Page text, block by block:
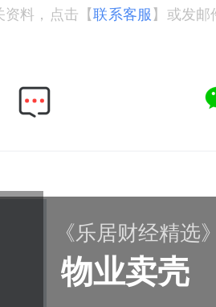
资料，点击【联系客服 】或发邮
《乐居财经精选》
物业卖壳